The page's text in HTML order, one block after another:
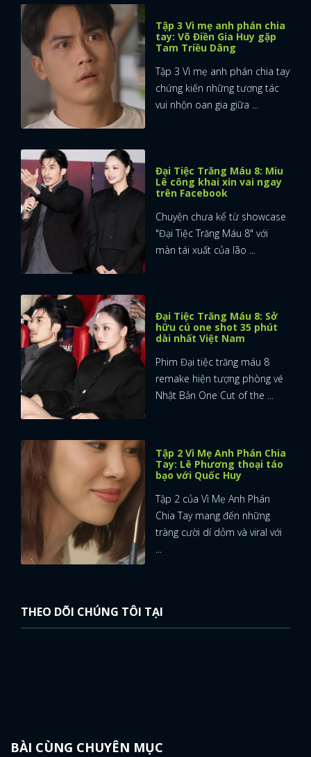
FACEBOOK GOOGLE
Tập 3 Vì mẹ anh phán chia
tay: Võ Điền Gia Huy gặp
Tam Triều Dâng
Tập 3 Vì mẹ anh phán chia tay
chứng kiến những tương tác
vui nhộn oan gia giữa ...
Đại Tiệc Trăng Máu 8: Miu
Lê công khai xin vai ngay
trên Facebook
Chuyện chưa kể từ showcase
"Đại Tiệc Trăng Máu 8" với
màn tái xuất của lão ...
Đại Tiệc Trăng Máu 8: Sở
hữu cú one shot 35 phút
dài nhất Việt Nam
Phim Đại tiệc trăng máu 8
remake hiện tượng phòng vé
Nhật Bản One Cut of the ...
Tập 2 Vì Mẹ Anh Phán Chia
Tay: Lê Phương thoại táo
bạo với Quốc Huy
Tập 2 của Vì Mẹ Anh Phán
Chia Tay mang đến những
tràng cười dí dỏm và viral với
...
THEO DÕI CHÚNG TÔI TẠI
BÀI CÙNG CHUYÊN MỤC